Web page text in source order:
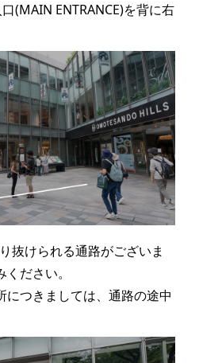
(MAIN ENTRANCE)を背に右
けられる通路がございま
ださい。
につきましては、通路の途中